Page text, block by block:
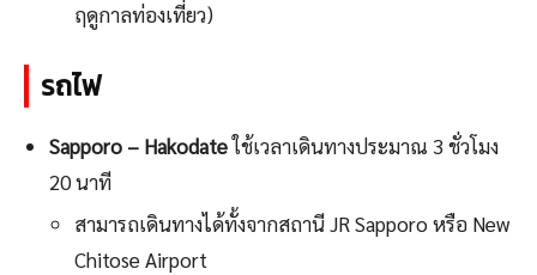
ฤดูกาลท่องเที่ยว)
รถไฟ
Sapporo – Hakodateใช้เวลาเดินทางประมาณ 3 ชั่วโมง
20 นาที
สามารถเดินทางได้ทั้งจากสถานี JR Sapporo หรือ New
Chitose Airport